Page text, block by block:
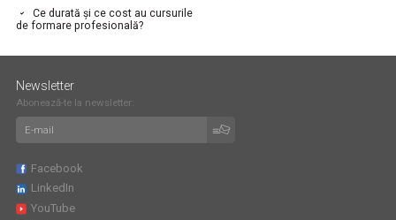
Ce durată și ce cost au cursurile
de formare profesională?
Newsletter
Abonează-te la newsletter:
Facebook
LinkedIn
YouTube